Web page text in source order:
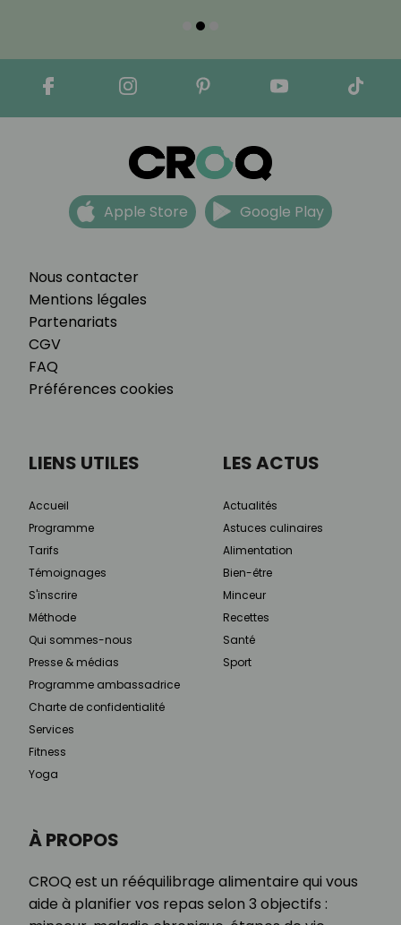
Nous contacter
Mentions légales
Partenariats
CGV
FAQ
Préférences cookies
Apple Store Google Play
À PROPOS
CROQ est un rééquilibrage alimentaire qui vous
aide à planifier vos repas selon 3 objectifs :
LIENS UTILES
Accueil
Programme
Tarifs
Témoignages
S'inscrire
Méthode
Qui sommes-nous
Presse & médias
Programme ambassadrice
Charte de confidentialité
Services
Fitness
Yoga
LES ACTUS
Actualités
Astuces culinaires
Alimentation
Bien-être
Minceur
Recettes
Santé
Sport